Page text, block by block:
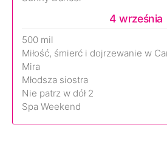
4 września
500 mil
Miłość, śmierć i dojrzewanie w
Mira
Młodsza siostra
Nie patrz w dół 2
Spa Weekend